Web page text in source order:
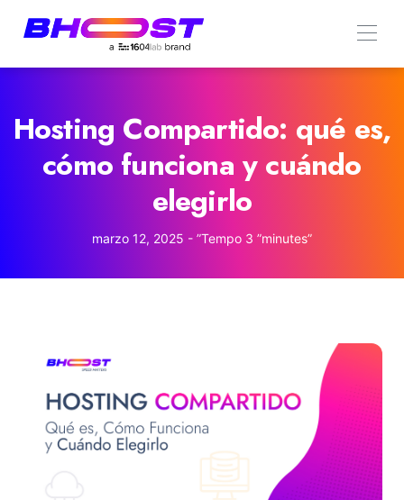
Hosting Compartido: qué es,
cómo funciona y cuándo
elegirlo
marzo 12, 2025 - ”Tempo 3 ”minutes”